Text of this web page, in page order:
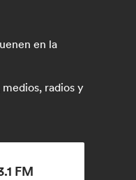
en la
radios y
FM